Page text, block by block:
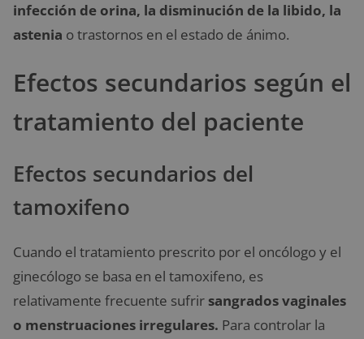
infección de orina, la disminución de la libido, la
astenia o trastornos en el estado de ánimo.
Efectos secundarios según el
tratamiento del paciente
Efectos secundarios del
tamoxifeno
Cuando el tratamiento prescrito por el oncólogo y el
ginecólogo se basa en el tamoxifeno, es
relativamente frecuente sufrir sangrados vaginales
o menstruaciones irregulares. Para controlar la